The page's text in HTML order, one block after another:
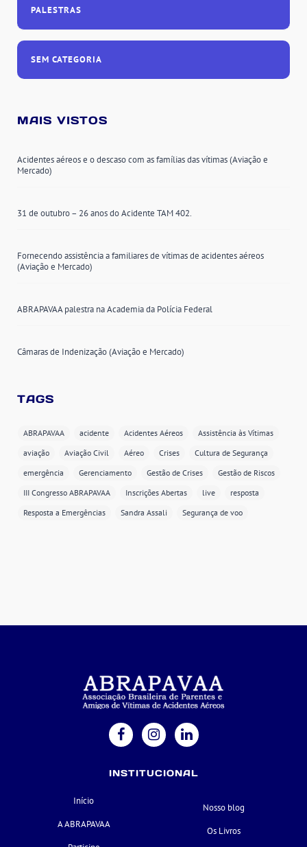
PALESTRAS
SEM CATEGORIA
MAIS VISTOS
Acidentes aéreos e o descaso com as famílias das vítimas (Aviação e
Mercado)
31 de outubro – 26 anos do Acidente TAM 402.
Fornecendo assistência a familiares de vítimas de acidentes aéreos
(Aviação e Mercado)
ABRAPAVAA palestra na Academia da Polícia Federal
Câmaras de Indenização (Aviação e Mercado)
TAGS
ABRAPAVAA acidente Acidentes Aéreos
Assistência às Vítimas
aviação
Aviação Civil Aéreo Crises
Cultura de Segurança
emergência
Gerenciamento Gestão de Crises
Gestão de Riscos
III Congresso ABRAPAVAA
Inscrições Abertas live
resposta
Resposta a Emergências
Sandra Assali Segurança de voo
INSTITUCIONAL
Início
A ABRAPAVAA
Nosso blog
Os Livros